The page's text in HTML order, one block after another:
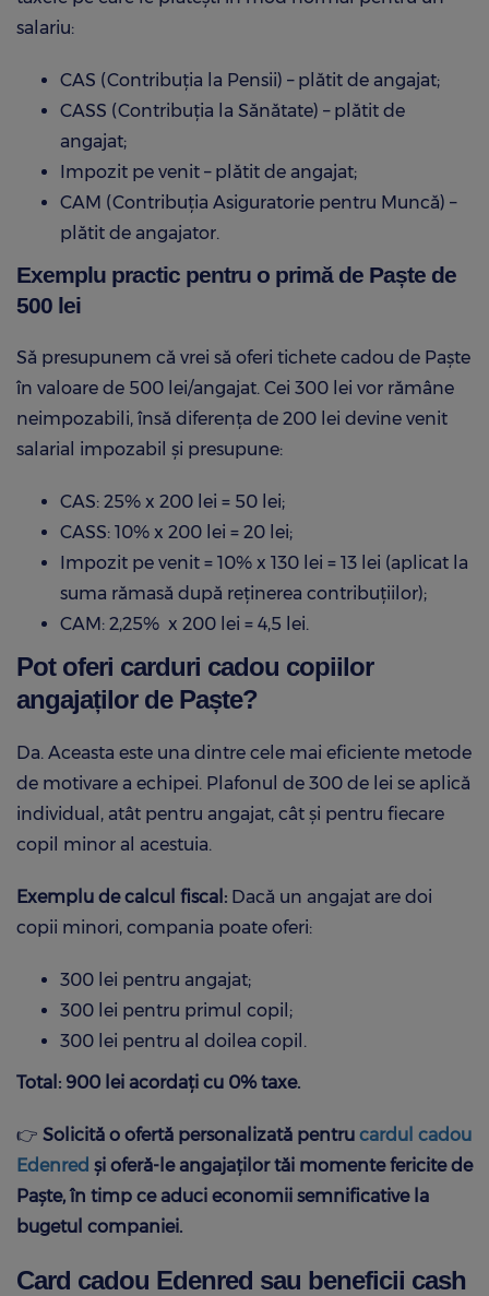
salariu:
CAS (Contribuția la Pensii) – plătit de angajat;
CASS (Contribuția la Sănătate) – plătit de
angajat;
Impozit pe venit – plătit de angajat;
CAM (Contribuția Asiguratorie pentru Muncă) –
plătit de angajator.
Exemplu practic pentru o primă de Paște de
500 lei
Să presupunem că vrei să oferi tichete cadou de Paște
în valoare de 500 lei/angajat. Cei 300 lei vor rămâne
neimpozabili, însă diferența de 200 lei devine venit
salarial impozabil și presupune:
CAS: 25% x 200 lei = 50 lei;
CASS: 10% x 200 lei = 20 lei;
Impozit pe venit = 10% x 130 lei = 13 lei (aplicat la
suma rămasă după reținerea contribuțiilor);
CAM: 2,25% x 200 lei = 4,5 lei.
Pot oferi carduri cadou copiilor
angajaților de Paște?
Da. Aceasta este una dintre cele mai eficiente metode
de motivare a echipei. Plafonul de 300 de lei se aplică
individual, atât pentru angajat, cât și pentru fiecare
copil minor al acestuia.
Exemplu de calcul fiscal: Dacă un angajat are doi
copii minori, compania poate oferi:
300 lei pentru angajat;
300 lei pentru primul copil;
300 lei pentru al doilea copil.
Total: 900 lei acordați cu 0% taxe.
👉 Solicită o ofertă personalizată pentru cardul cadou
Edenred și oferă-le angajaților tăi momente fericite de
Paște, în timp ce aduci economii semnificative la
bugetul companiei.
Card cadou Edenred sau beneficii cash